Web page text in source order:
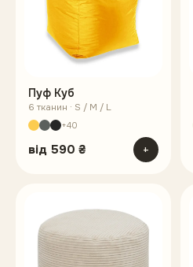
Пуф Куб
6 тканин · S / M / L
+40
від590 ₴ +